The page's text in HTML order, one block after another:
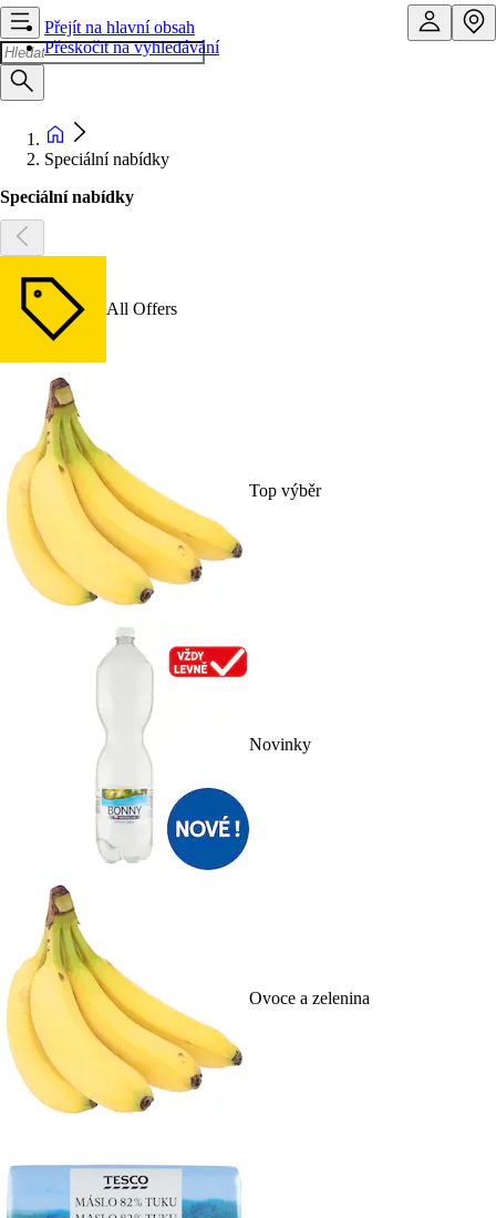
Přejít na hlavní obsah
Přeskočit na vyhledávání
Speciální nabídky
Speciální nabídky
All Offers
Top výběr
Novinky
Ovoce a zelenina